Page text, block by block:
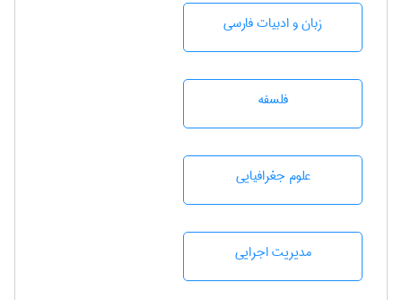
زبان و ادبيات فارسی
فلسفه
علوم جغرافيايی
مديريت اجرايی